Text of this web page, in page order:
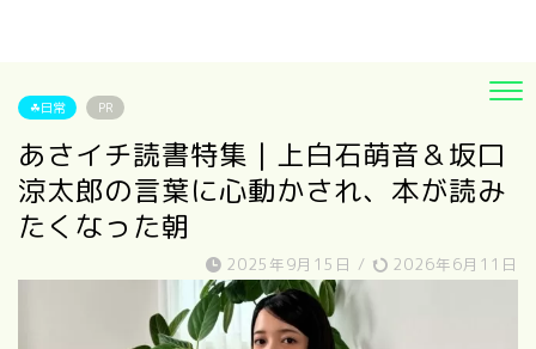
☘日常 PR
あさイチ読書特集｜上白石萌音＆坂口
涼太郎の言葉に心動かされ、本が読み
たくなった朝
2025年9月15日 / 2026年6月11日